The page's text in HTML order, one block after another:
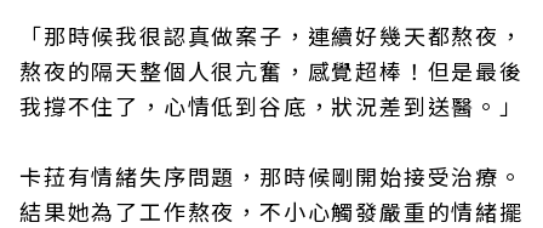
「那時候我很認真做案子，連續好幾天都熬夜，
熬夜的隔天整個人很亢奮，感覺超棒！但是最後
我撐不住了，心情低到谷底，狀況差到送醫。」
卡菈有情緒失序問題，那時候剛開始接受治療。
結果她為了工作熬夜，不小心觸發嚴重的情緒擺